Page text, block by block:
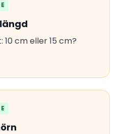
cm eller 15 cm?